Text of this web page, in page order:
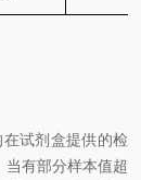
试剂盒提供的检
当有部分样本值超